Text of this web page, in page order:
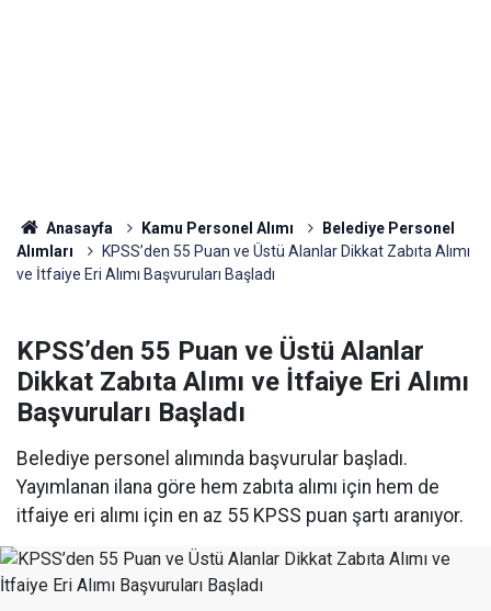
Anasayfa Kamu Personel Alımı
Belediye Personel
Alımları
KPSS’den 55 Puan ve Üstü Alanlar Dikkat Zabıta Alımı
ve İtfaiye Eri Alımı Başvuruları Başladı
KPSS’den 55 Puan ve Üstü Alanlar
Dikkat Zabıta Alımı ve İtfaiye Eri Alımı
Başvuruları Başladı
Belediye personel alımında başvurular başladı.
Yayımlanan ilana göre hem zabıta alımı için hem de
itfaiye eri alımı için en az 55 KPSS puan şartı aranıyor.